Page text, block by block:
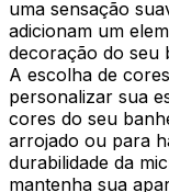
uma sensação
adicionam um
decoração do seu
A escolha de
personalizar sua
cores do seu
arrojado ou para
durabilidade da
mantenha sua